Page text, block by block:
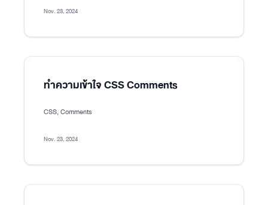
Nov. 23, 2024
ทำความเข้าใจ CSS Comments
CSS, Comments
Nov. 23, 2024